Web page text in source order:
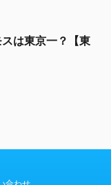
は東京一？【東